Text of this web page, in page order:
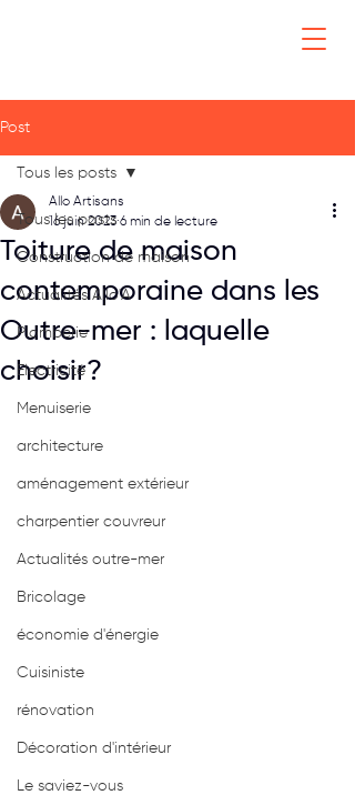
Post
Tous les posts
Construction de maison
Actualités Allo'A
Plomberie
Electricité
Menuiserie
architecture
aménagement extérieur
charpentier couvreur
Actualités outre-mer
Bricolage
économie d'énergie
Cuisiniste
rénovation
Décoration d'intérieur
Le saviez-vous
Tous les posts
Toiture de maison
contemporaine dans les
Outre-mer : laquelle
choisir?
Allo Artisans
16 juin 2023 6 min de lecture